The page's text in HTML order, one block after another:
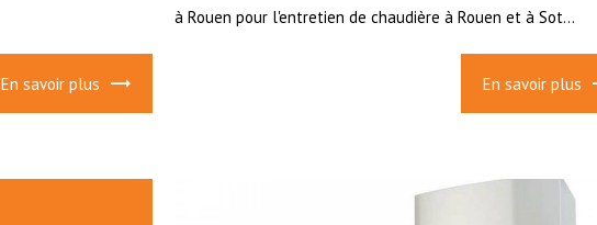
En savoir plus
à Rouen pour l'entretien de chaudière à Rouen et à Sot...
En savoir plus